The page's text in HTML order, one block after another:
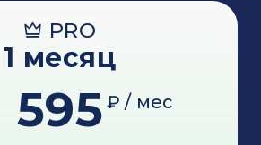
PRO
1 месяц
595 ₽ / мес